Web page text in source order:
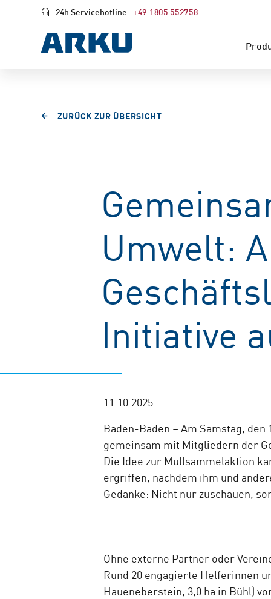
24h Servicehotline +49 1805 552758
ZURÜCK ZUR ÜBERSICHT
Umwelt:
Initiative
11.10.2025
Baden-Baden – Am Samstag,
gemeinsam mit Mitgliedern der
Die Idee zur Müllsammelaktion
ergriffen, nachdem ihm und
Gedanke: Nicht nur zuschauen,
Ohne externe Partner oder
Rund 20 engagierte Helferinnen
Haueneberstein, 3,0 ha in Bühl)